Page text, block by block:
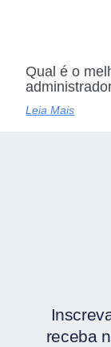
Qual é o
Leia Mais
receba